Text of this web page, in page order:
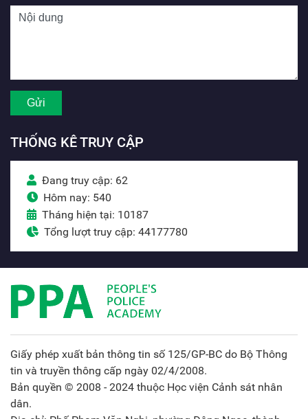
THỐNG KÊ TRUY CẬP
Đang truy cập: 62
Hôm nay: 540
Tháng hiện tại: 10187
Tổng lượt truy cập: 44177780
Giấy phép xuất bản thông tin số 125/GP-BC do Bộ Thông
tin và truyền thông cấp ngày 02/4/2008.
Bản quyền © 2008 - 2024 thuộc Học viện Cảnh sát nhân
dân.